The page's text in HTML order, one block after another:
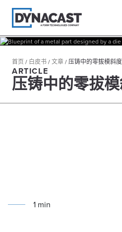
首页 / 白皮书/文章/压铸中的零拔模斜度
ARTICLE
压铸中的零拔
1 min